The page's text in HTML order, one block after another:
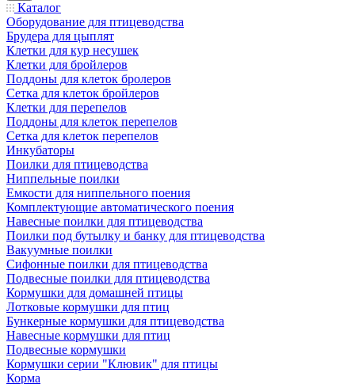
Каталог
Оборудование для птицеводства
Брудера для цыплят
Клетки для кур несушек
Клетки для бройлеров
Поддоны для клеток бролеров
Сетка для клеток бройлеров
Клетки для перепелов
Поддоны для клеток перепелов
Сетка для клеток перепелов
Инкубаторы
Поилки для птицеводства
Ниппельные поилки
Емкости для ниппельного поения
Комплектующие автоматического поения
Навесные поилки для птицеводства
Поилки под бутылку и банку для птицеводства
Вакуумные поилки
Сифонные поилки для птицеводства
Подвесные поилки для птицеводства
Кормушки для домашней птицы
Лотковые кормушки для птиц
Бункерные кормушки для птицеводства
Навесные кормушки для птиц
Подвесные кормушки
Кормушки серии "Клювик" для птицы
Корма